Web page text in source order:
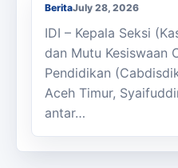
BeritaJuly 28, 2026
IDI – Kepala Seksi
dan Mutu Kesiswaan
Pendidikan
Aceh Timur,
antar…